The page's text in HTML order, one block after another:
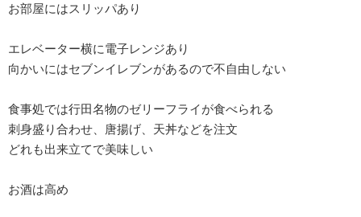
お部屋にはスリッパあり
エレベーター横に電子レンジあり
向かいにはセブンイレブンがあるので不自由しない
食事処では行田名物のゼリーフライが食べられる
刺身盛り合わせ、唐揚げ、天丼などを注文
どれも出来立てで美味しい
お酒は高め